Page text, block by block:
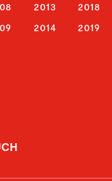
2013
2014
2018
2019